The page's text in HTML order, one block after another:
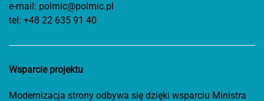
e-mail: polmic@polmic.pl
tel: +48 22 635 91 40
Wsparcie projektu
Modernizacja strony odbywa się dzięki wsparciu Ministra